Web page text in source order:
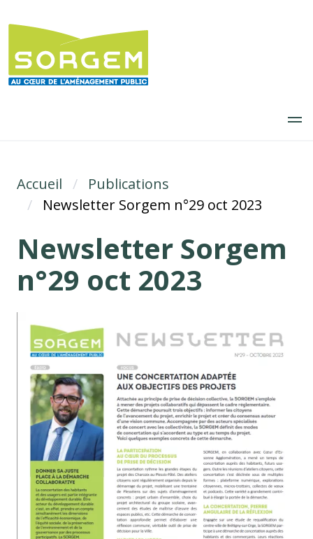
au
principal
Fil d'Ariane
Accueil
Publications
Newsletter Sorgem n°29 oct 2023
Newsletter Sorgem
n°29 oct 2023